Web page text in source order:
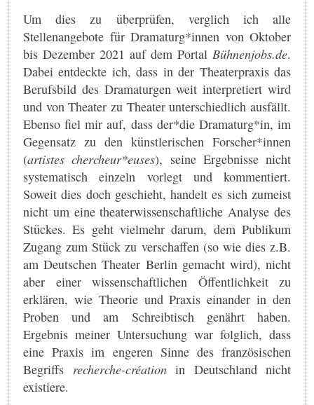
Um dies zu überprüfen, verglich ich alle
Stellenangebote für Dramaturg*innen von Oktober
bis Dezember 2021 auf dem Portal Bühnenjobs.de.
Dabei entdeckte ich, dass in der Theaterpraxis das
Berufsbild des Dramaturgen weit interpretiert wird
und von Theater zu Theater unterschiedlich ausfällt.
Ebenso fiel mir auf, dass der*die Dramaturg*in, im
Gegensatz zu den künstlerischen Forscher*innen
(artistes chercheur*euses), seine Ergebnisse nicht
systematisch einzeln vorlegt und kommentiert.
Soweit dies doch geschieht, handelt es sich zumeist
nicht um eine theaterwissenschaftliche Analyse des
Stückes. Es geht vielmehr darum, dem Publikum
Zugang zum Stück zu verschaffen (so wie dies z.B.
am Deutschen Theater Berlin gemacht wird), nicht
aber einer wissenschaftlichen Öffentlichkeit zu
erklären, wie Theorie und Praxis einander in den
Proben und am Schreibtisch genährt haben.
Ergebnis meiner Untersuchung war folglich, dass
eine Praxis im engeren Sinne des französischen
Begriffs recherche-créationin Deutschland nicht
existiere.